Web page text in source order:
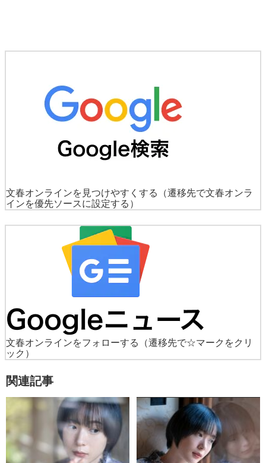
文春オンラインを見つけやすくする
（遷移先で文春オンラ
インを優先ソースに設定する）
文春オンラインをフォローする
（遷移先で☆マークをクリ
ック）
関連記事